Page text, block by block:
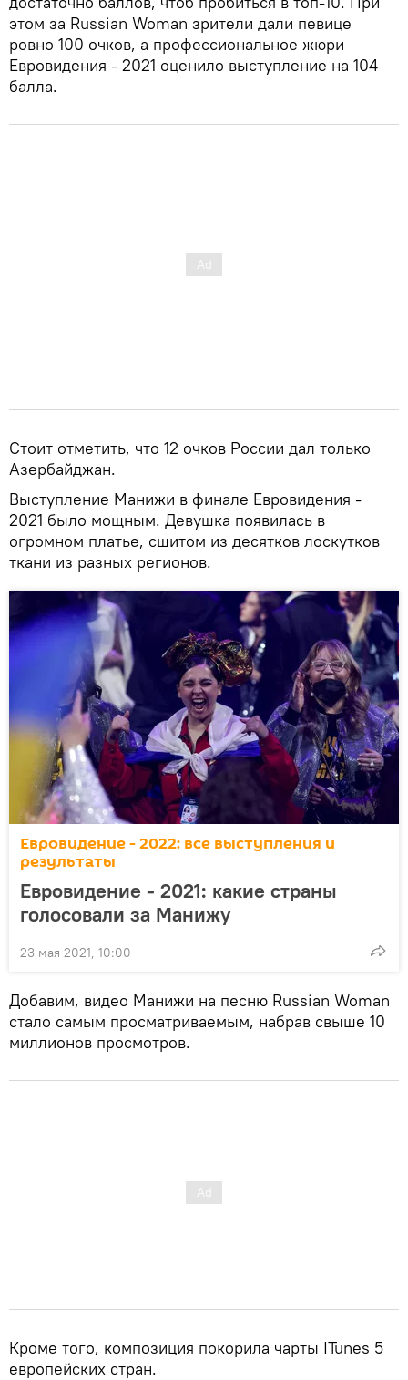
этом за Russian Woman зрители дали певице
ровно 100 очков, а профессиональное жюри
Евровидения - 2021 оценило выступление на 104
балла.
Стоит отметить, что 12 очков России дал только
Азербайджан.
Выступление Манижи в финале Евровидения -
2021 было мощным. Девушка появилась в
огромном платье, сшитом из десятков лоскутков
ткани из разных регионов.
Евровидение - 2022: все выступления и
результаты
Евровидение - 2021: какие страны
голосовали за Манижу
23 мая 2021, 10:00
Добавим, видео Манижи на песню Russian Woman
стало самым просматриваемым, набрав свыше 10
миллионов просмотров.
Кроме того, композиция покорила чарты ITunes 5
европейских стран.